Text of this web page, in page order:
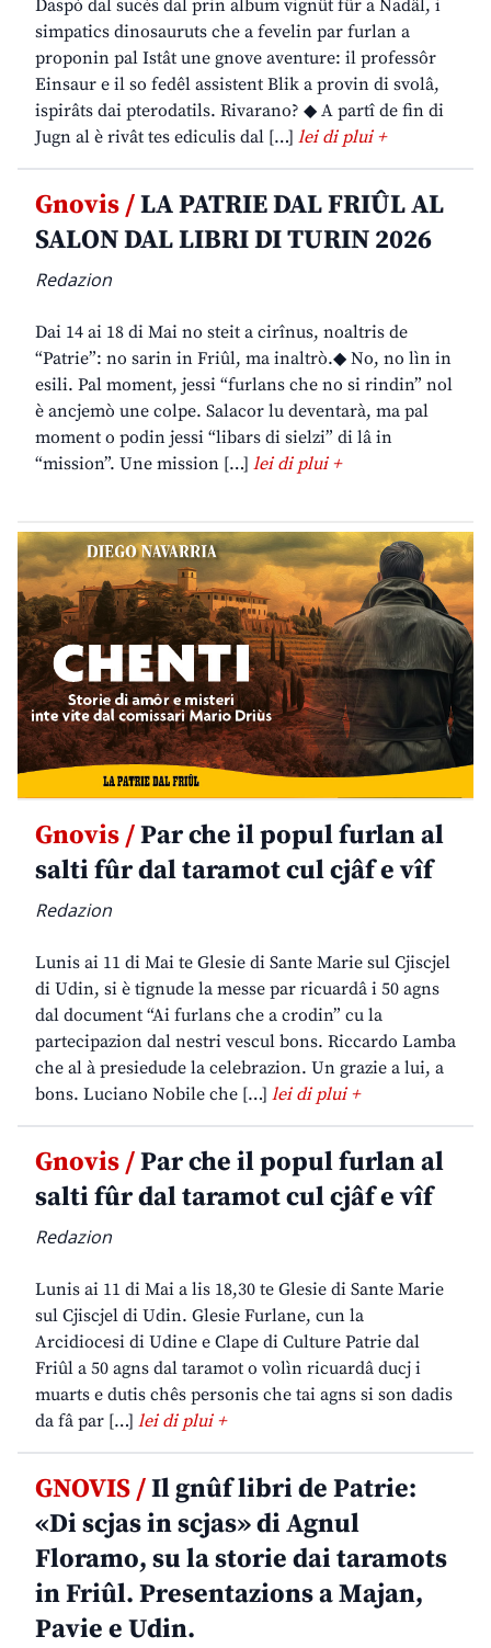
Daspò dal sucès dal prin album vignût fûr a Nadâl, i
simpatics dinosauruts che a fevelin par furlan a
proponin pal Istât une gnove aventure: il professôr
Einsaur e il so fedêl assistent Blik a provin di svolâ,
ispirâts dai pterodatils. Rivarano? ◆ A partî de fin di
Jugn al è rivât tes ediculis dal […] lei di plui +
Gnovis /LA PATRIE DAL FRIÛL AL
SALON DAL LIBRI DI TURIN 2026
Redazion
Dai 14 ai 18 di Mai no steit a cirînus, noaltris de
“Patrie”: no sarin in Friûl, ma inaltrò.◆ No, no lìn in
esili. Pal moment, jessi “furlans che no si rindin” nol
è ancjemò une colpe. Salacor lu deventarà, ma pal
moment o podin jessi “libars di sielzi” di lâ in
“mission”. Une mission […] lei di plui +
Gnovis /Par che il popul furlan al
salti fûr dal taramot cul cjâf e vîf
Redazion
Lunis ai 11 di Mai te Glesie di Sante Marie sul Cjiscjel
di Udin, si è tignude la messe par ricuardâ i 50 agns
dal document “Ai furlans che a crodin” cu la
partecipazion dal nestri vescul bons. Riccardo Lamba
che al à presiedude la celebrazion. Un grazie a lui, a
bons. Luciano Nobile che […] lei di plui +
Gnovis /Par che il popul furlan al
salti fûr dal taramot cul cjâf e vîf
Redazion
Lunis ai 11 di Mai a lis 18,30 te Glesie di Sante Marie
sul Cjiscjel di Udin. Glesie Furlane, cun la
Arcidiocesi di Udine e Clape di Culture Patrie dal
Friûl a 50 agns dal taramot o volìn ricuardâ ducj i
muarts e dutis chês personis che tai agns si son dadis
da fâ par […] lei di plui +
GNOVIS /Il gnûf libri de Patrie:
«Di scjas in scjas» di Agnul
Floramo, su la storie dai taramots
in Friûl. Presentazions a Majan,
Pavie e Udin.